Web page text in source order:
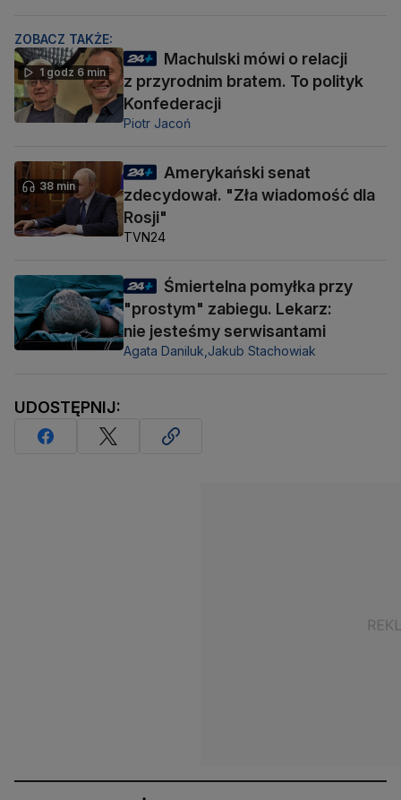
ZOBACZ TAKŻE:
1 godz 6 min
Machulski mówi o relacji
z przyrodnim bratem. To polityk
Konfederacji
Piotr Jacoń
38 min
Amerykański senat
zdecydował. "Zła wiadomość dla
Rosji"
TVN24
Śmiertelna pomyłka przy
"prostym" zabiegu. Lekarz:
nie jesteśmy serwisantami
Agata Daniluk, Jakub Stachowiak
UDOSTĘPNIJ: